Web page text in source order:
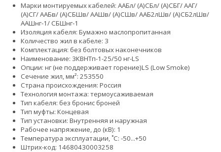
Марки монтируемых кабелей: ААБл/ (А)СБл/ (А)СБГ/ ААГ/
(А)СГ/ ААБв/ (А)СБШв/ ААШв/ (А)СШв/ ААБ2лШв/ (А)СБ2лШв/
ААШнг-1/ СБШнг-1
Изоляция кабеля: Бумажно маслопропитанная
Количество жил в кабеле: 3
Комплектация: без болтовых наконечников
Наименование: 3КВНТп-1-25/50 нг-LS
Опции: нг (не поддерживает горение)LS (Low Smoke)
Сечение жил, мм²: 253550
Страна происхождения: Россия
Технология монтажа: термоусаживаемая
Тип кабеля: без бронис броней
Тип муфты: Концевая
Тип установки: Внутренняя и наружная
Рабочее напряжение, до (кВ): 1
Температура эксплуатации, ˚С: -50...+50
Штрих-код: 14680430003258